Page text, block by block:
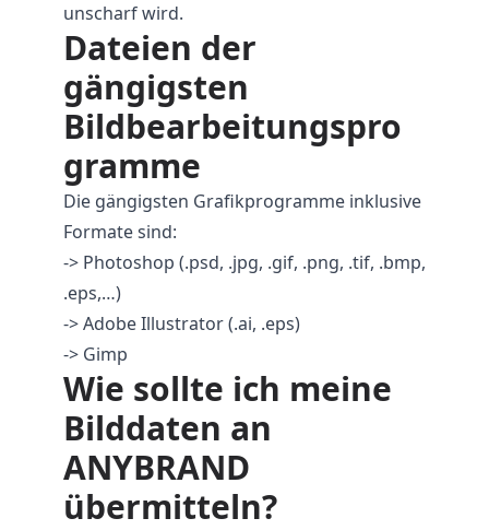
unscharf wird.
Dateien der
gängigsten
Bildbearbeitungspro
gramme
Die gängigsten Grafikprogramme inklusive
Formate sind:
-> Photoshop (.psd, .jpg, .gif, .png, .tif, .bmp,
.eps,…)
-> Adobe Illustrator (.ai, .eps)
-> Gimp
Wie sollte ich meine
Bilddaten an
ANYBRAND
übermitteln?